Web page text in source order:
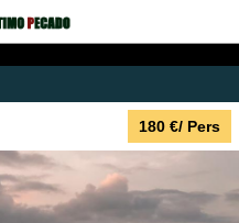
180 €/ Pers